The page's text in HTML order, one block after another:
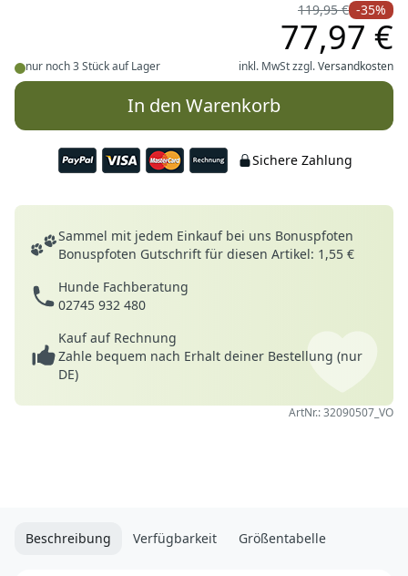
nur noch 3 Stück auf Lager
119,95 € -35%
77,97 €
inkl. MwSt zzgl.Versandkosten
In den Warenkorb
Sichere Zahlung
Deine Vorteile
Sammel mit jedem Einkauf bei uns Bonuspfoten
Bonuspfoten Gutschrift für diesen Artikel: 1,55 €
Hunde Fachberatung
02745 932 480
Kauf auf Rechnung
Zahle bequem nach Erhalt deiner Bestellung (nur
DE)
ArtNr.: 32090507_VO
Beschreibung Verfügbarkeit Größentabelle